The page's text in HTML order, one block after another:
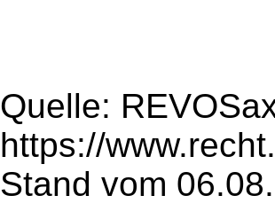
Quelle:
https://
Stand vom